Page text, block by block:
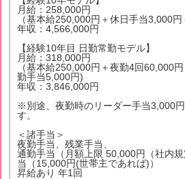
月給：258,000円
（基本給250,000円＋休日手当3,000
年収：4,566,000円
【経験10年目 日勤常勤モデル】
月給：318,000円
（基本給250,000円＋夜勤4回60,000
勤手当5,000円)
年収：3,846,000円
※別途、夜勤時のリーダー手当3,000
す。
＜諸手当＞
夜勤手当、残業手当、
通勤手当（月額上限 50,000円（社内
当（15,000円(世帯主であれば)）
昇給あり 年1回